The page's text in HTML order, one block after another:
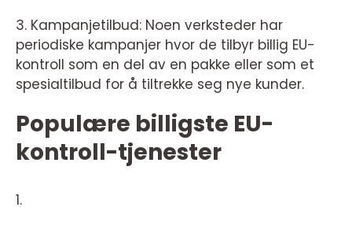
3. Kampanjetilbud: Noen verksteder har
periodiske kampanjer hvor de tilbyr billig EU-
kontroll som en del av en pakke eller som et
spesialtilbud for å tiltrekke seg nye kunder.
Populære billigste EU-
kontroll-tjenester
1.